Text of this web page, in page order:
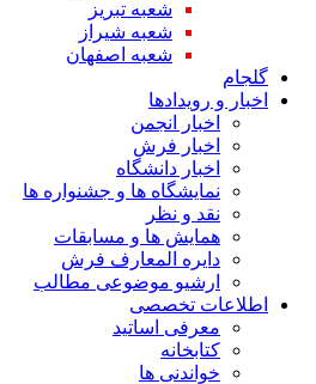
شعبه تبریز
شعبه شیراز
شعبه اصفهان
گلجام
اخبار و رویدادها
اخبار انجمن
اخبار فرش
اخبار دانشگاه
نمایشگاه ها و جشنواره ها
نقد و نظر
همایش ها و مسابقات
دایره المعارف فرش
ارشیو موضوعی مطالب
اطلاعات تخصصی
معرفی اساتید
کتابخانه
خواندنی ها